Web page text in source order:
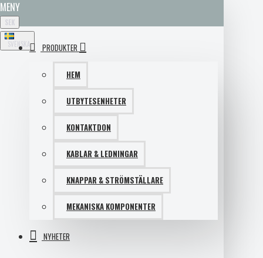
MENY
SEK
SVENSKA PRODUKTER
HEM
UTBYTESENHETER
KONTAKTDON
KABLAR & LEDNINGAR
KNAPPAR & STRÖMSTÄLLARE
MEKANISKA KOMPONENTER
NYHETER